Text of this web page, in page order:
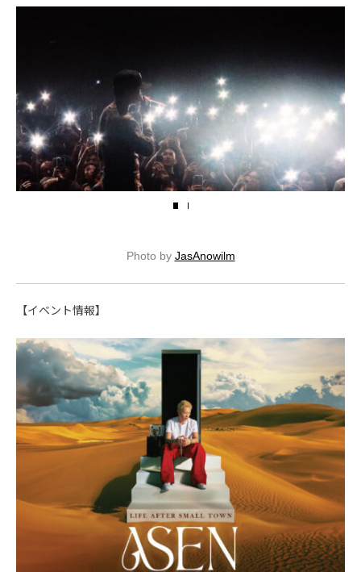
Photo by JasAnowilm
【イベント情報】